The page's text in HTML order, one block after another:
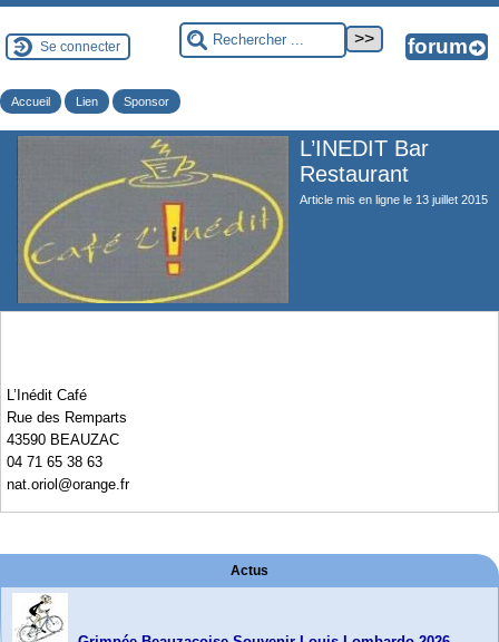
Se connecter
Accueil Lien Sponsor
L’INEDIT Bar
Restaurant
Article mis en ligne le 13 juillet 2015
L’Inédit Café
Rue des Remparts
43590 BEAUZAC
04 71 65 38 63
nat.oriol@orange.fr
Actus